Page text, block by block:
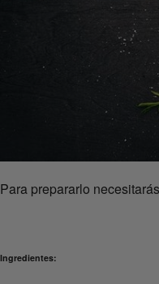
Para prepararlo
Ingredientes: